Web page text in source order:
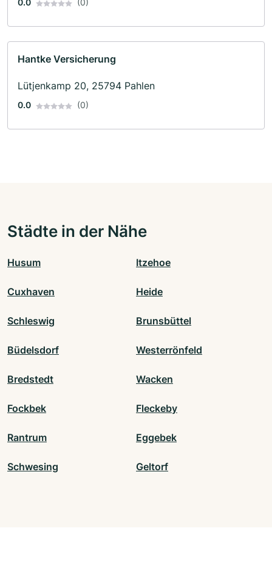
0.0 (0)
Hantke Versicherung
Lütjenkamp 20, 25794 Pahlen
0.0 (0)
Städte in der Nähe
Husum Itzehoe
Cuxhaven Heide
Schleswig Brunsbüttel
Büdelsdorf Westerrönfeld
Bredstedt Wacken
Fockbek Fleckeby
Rantrum Eggebek
Schwesing Geltorf